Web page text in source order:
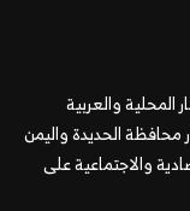
والعربية
محافظة الحديدة واليمن
والاجتماعية على